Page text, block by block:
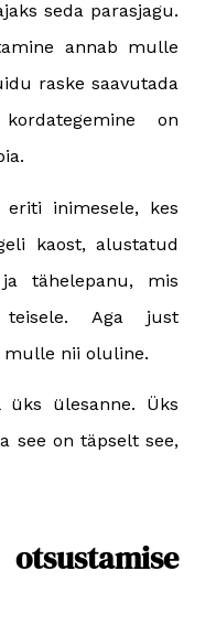
seda parasjagu.
annab mulle
raske saavutada
on
inimesele, kes
kaost, alustatud
tähelepanu, mis
Aga just
mulle nii oluline.
ülesanne. Üks
see on täpselt see,